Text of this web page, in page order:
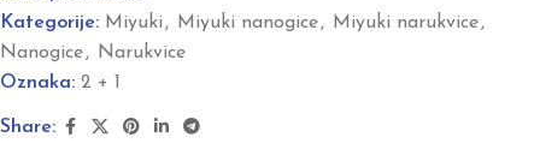
Kategorije: Miyuki , Miyuki nanogice, Miyuki narukvice,
Nanogice,
Narukvice
Oznaka: 2 + 1
Share: